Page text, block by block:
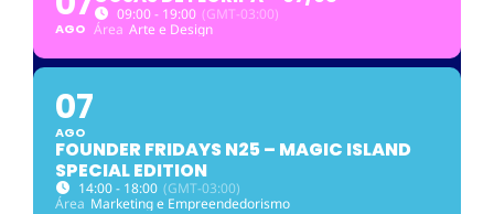
AGO
09:00 - 19:00 (GMT-03:00)
Área Arte e Design
07
AGO
FOUNDER FRIDAYS N25 – MAGIC ISLAND
SPECIAL EDITION
14:00 - 18:00 (GMT-03:00)
Área Marketing e Empreendedorismo